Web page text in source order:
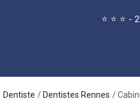
⭐ ⭐ ⭐ -
Dentiste Dentistes Rennes